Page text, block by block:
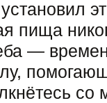
пища
—
со